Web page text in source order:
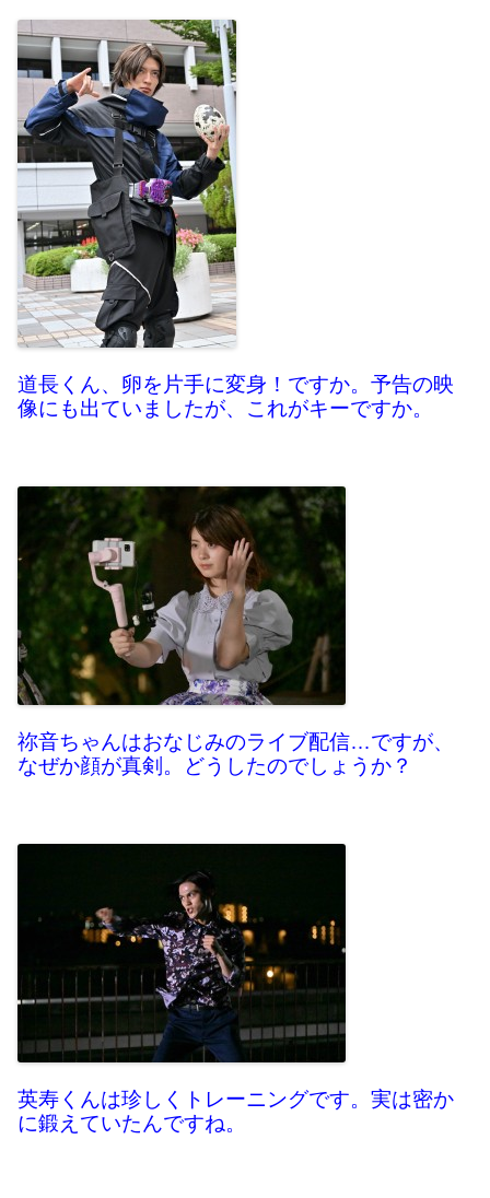
道長くん、卵を片手に変身！ですか。予告の映
像にも出ていましたが、これがキーですか。
祢音ちゃんはおなじみのライブ配信…ですが、
なぜか顔が真剣。どうしたのでしょうか？
英寿くんは珍しくトレーニングです。実は密か
に鍛えていたんですね。